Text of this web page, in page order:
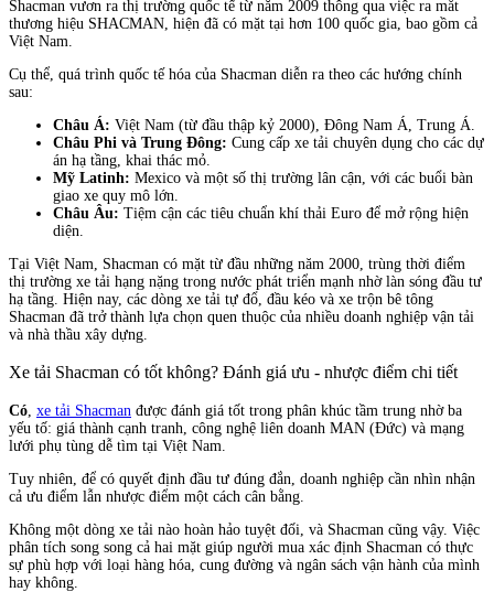
Shacman vươn ra thị trường quốc tế từ năm 2009 thông qua việc ra mắt
thương hiệu SHACMAN, hiện đã có mặt tại hơn 100 quốc gia, bao gồm cả
Việt Nam.
Cụ thể, quá trình quốc tế hóa của Shacman diễn ra theo các hướng chính
sau:
Châu Á: Việt Nam (từ đầu thập kỷ 2000), Đông Nam Á, Trung Á.
Châu Phi và Trung Đông: Cung cấp xe tải chuyên dụng cho các dự
án hạ tầng, khai thác mỏ.
Mỹ Latinh: Mexico và một số thị trường lân cận, với các buổi bàn
giao xe quy mô lớn.
Châu Âu: Tiệm cận các tiêu chuẩn khí thải Euro để mở rộng hiện
diện.
Tại Việt Nam, Shacman có mặt từ đầu những năm 2000, trùng thời điểm
thị trường xe tải hạng nặng trong nước phát triển mạnh nhờ làn sóng đầu tư
hạ tầng. Hiện nay, các dòng xe tải tự đổ, đầu kéo và xe trộn bê tông
Shacman đã trở thành lựa chọn quen thuộc của nhiều doanh nghiệp vận tải
và nhà thầu xây dựng.
Xe tải Shacman có tốt không? Đánh giá ưu - nhược điểm chi tiết
Có xe tải Shacman được đánh giá tốt trong phân khúc tầm trung nhờ ba
yếu tố: giá thành cạnh tranh, công nghệ liên doanh MAN (Đức) và mạng
lưới phụ tùng dễ tìm tại Việt Nam.
Tuy nhiên, để có quyết định đầu tư đúng đắn, doanh nghiệp cần nhìn nhận
cả ưu điểm lẫn nhược điểm một cách cân bằng.
Không một dòng xe tải nào hoàn hảo tuyệt đối, và Shacman cũng vậy. Việc
phân tích song song cả hai mặt giúp người mua xác định Shacman có thực
sự phù hợp với loại hàng hóa, cung đường và ngân sách vận hành của mình
hay không.